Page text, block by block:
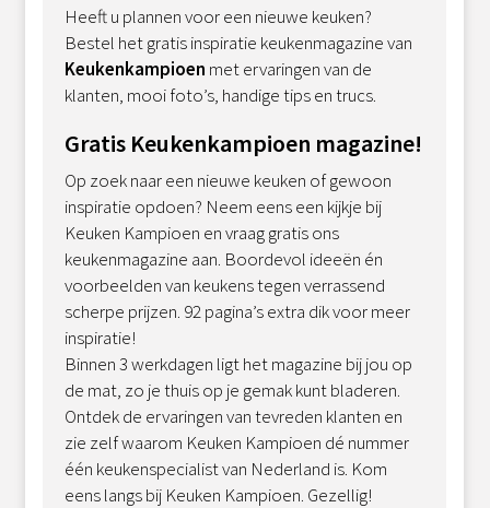
Heeft u plannen voor een nieuwe keuken?
Bestel het gratis inspiratie keukenmagazine van
Keukenkampioen met ervaringen van de
klanten, mooi foto’s, handige tips en trucs.
Gratis Keukenkampioen magazine!
Op zoek naar een nieuwe keuken of gewoon
inspiratie opdoen? Neem eens een kijkje bij
Keuken Kampioen en vraag gratis ons
keukenmagazine aan. Boordevol ideeën én
voorbeelden van keukens tegen verrassend
scherpe prijzen. 92 pagina’s extra dik voor meer
inspiratie!
Binnen 3 werkdagen ligt het magazine bij jou op
de mat, zo je thuis op je gemak kunt bladeren.
Ontdek de ervaringen van tevreden klanten en
zie zelf waarom Keuken Kampioen dé nummer
één keukenspecialist van Nederland is. Kom
eens langs bij Keuken Kampioen. Gezellig!